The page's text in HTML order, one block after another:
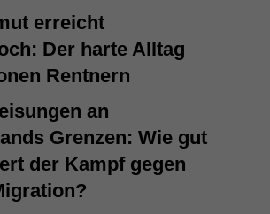
erreicht
Der harte Alltag
Rentnern
an
Grenzen: Wie gut
der Kampf gegen